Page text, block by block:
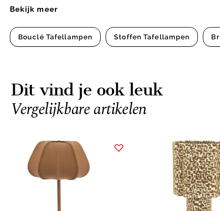
Bekijk meer
Bouclé Tafellampen Stoffen Tafellampen
Dit vind je ook leuk
Vergelijkbare artikelen